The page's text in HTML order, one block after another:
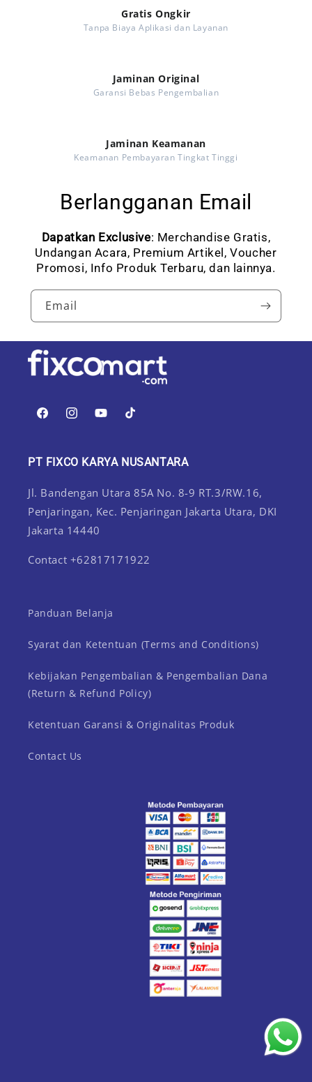
Gratis Ongkir
Tanpa Biaya Aplikasi dan Layanan
Jaminan Original
Garansi Bebas Pengembalian
Jaminan Keamanan
Keamanan Pembayaran Tingkat Tinggi
Berlangganan Email
Dapatkan Exclusive: Merchandise Gratis,
Undangan Acara, Premium Artikel, Voucher
Promosi, Info Produk Terbaru, dan lainnya.
Email
FacebookInstagramYouTubeTikTok
PT FIXCO KARYA NUSANTARA
Jl. Bandengan Utara 85A No. 8-9 RT.3/RW.16,
Penjaringan, Kec. Penjaringan Jakarta Utara, DKI
Jakarta 14440
Contact +62817171922
Panduan Belanja
Syarat dan Ketentuan (Terms and Conditions)
Kebijakan Pengembalian & Pengembalian Dana
(Return & Refund Policy)
Ketentuan Garansi & Originalitas Produk
Contact Us